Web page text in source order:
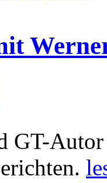
GT-